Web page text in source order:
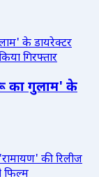
का गुलाम' के